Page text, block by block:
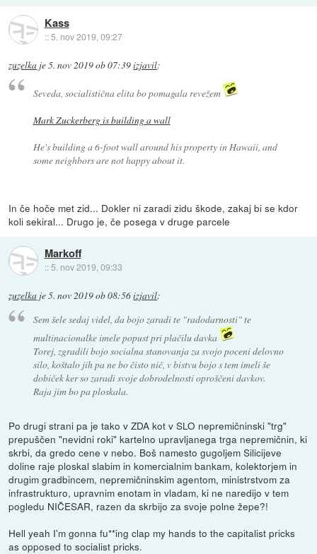
Kass
::5. nov 2019, 09:27
zuzelka je5. nov 2019 ob 07:39izjavil:
Seveda, socialistična elita bo pomagala revežem
Mark Zuckerberg is building a wall
He's building a 6-foot wall around his property in Hawaii, and
some neighbors are not happy about it.
In če hoče met zid... Dokler ni zaradi zidu škode, zakaj bi se kdor
koli sekiral... Drugo je, če posega v druge parcele
Markoff
:: 5. nov 2019, 09:33
zuzelka je5. nov 2019 ob 08:56izjavil:
Sem šele sedaj videl, da bojo zaradi te "radodarnosti" te
multinacionalke imele popust pri plačilu davka
Torej, zgradili bojo socialna stanovanja za svojo poceni delovno
silo, koštalo jih pa ne bo čisto nič, v bistvu bojo s tem imeli še
dobiček ker so zaradi svoje dobrodelnosti oproščeni davkov.
Raja jim bo pa ploskala.
Po drugi strani pa je tako v ZDA kot v SLO nepremičninski "trg"
prepuščen "nevidni roki" kartelno upravljanega trga nepremičnin, ki
skrbi, da gredo cene v nebo. Boš namesto gugoljem Silicijeve
doline raje ploskal slabim in komercialnim bankam, kolektorjem in
drugim gradbincem, nepremičninskim agentom, ministrstvom za
infrastrukturo, upravnim enotam in vladam, ki ne naredijo v tem
pogledu NIČESAR, razen da skrbijo za svoje polne žepe?!
Hell yeah I'm gonna fu**ing clap my hands to the capitalist pricks
as opposed to socialist pricks.